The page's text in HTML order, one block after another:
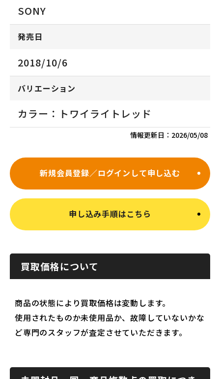
SONY
発売日
2018/10/6
バリエーション
カラー：トワイライトレッド
情報更新日： 2026/05/08
新規会員登録／ログインして申し込む
申し込み手順はこちら
買取価格について
商品の状態により買取価格は変動します。
使用されたものか未使用品か、故障していないかな
ど専門のスタッフが査定させていただきます。